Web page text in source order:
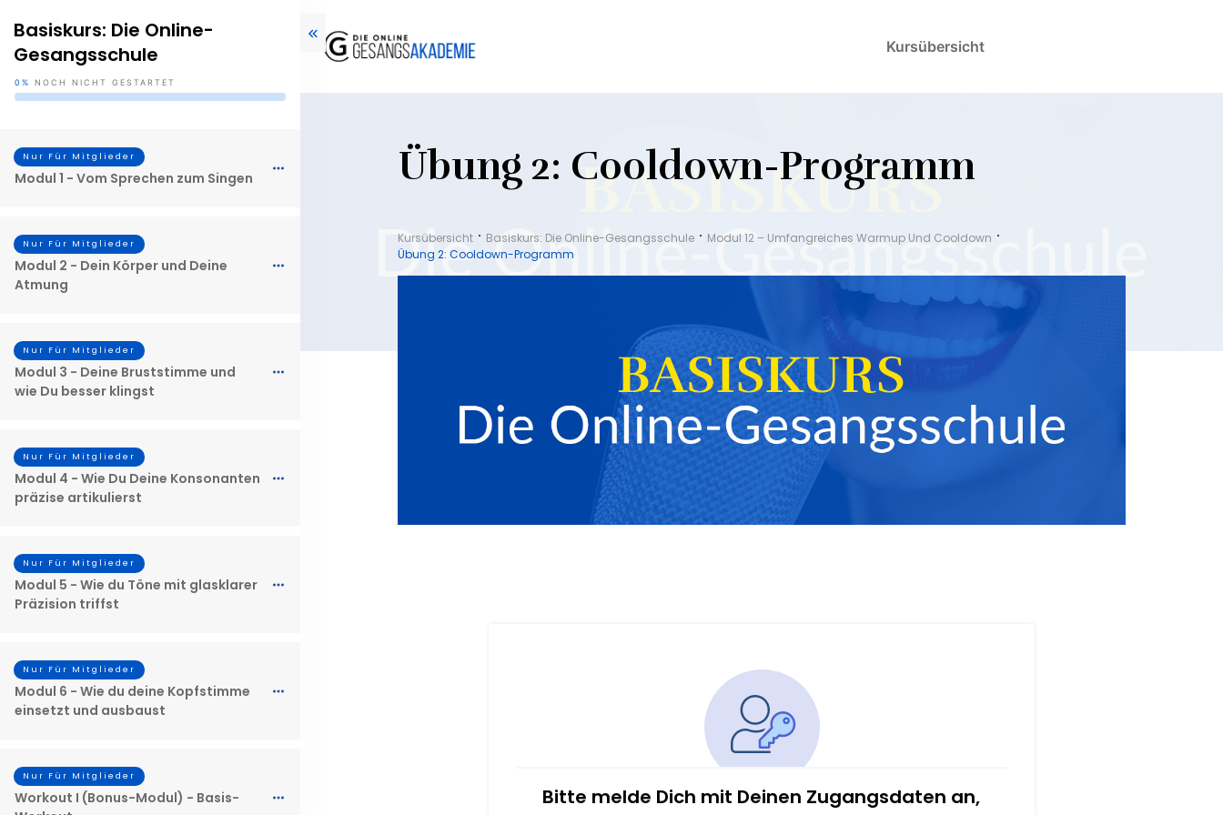
Kursübersicht
Übung 2: Cooldown-Programm
Kursübersicht Basiskurs: Die Online-Gesangsschule
Modul 12 – Umfangreiches Warmup Und Cooldown
Übung 2: Cooldown-Programm
Bitte melde Dich mit Deinen Zugangsdaten an,
Basiskurs: Die Online-
Gesangsschule
0% NOCH NICHT GESTARTET
Nur Für Mitglieder
Modul 1 - Vom Sprechen zum Singen
Nur Für Mitglieder
Modul 2 - Dein Körper und Deine
Atmung
Nur Für Mitglieder
Modul 3 - Deine Bruststimme und
wie Du besser klingst
Nur Für Mitglieder
Modul 4 - Wie Du Deine Konsonanten
präzise artikulierst
Nur Für Mitglieder
Modul 5 - Wie du Töne mit glasklarer
Präzision triffst
Nur Für Mitglieder
Modul 6 - Wie du deine Kopfstimme
einsetzt und ausbaust
Nur Für Mitglieder
Workout I (Bonus-Modul) - Basis-